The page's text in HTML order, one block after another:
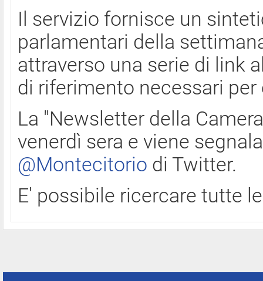
Il servizio fornisce un
parlamentari della
attraverso una serie di link
di riferimento necessari
La "Newsletter della
venerdì sera e viene
@Montecitorio di Twitter.
E' possibile ricercare tutte